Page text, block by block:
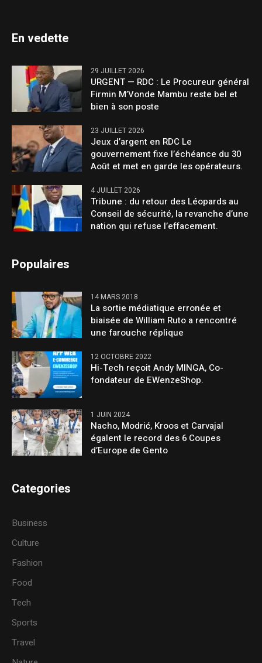
En vedette
29 JUILLET 2026
URGENT — RDC : Le Procureur général
Firmin M’Vonde Mambu reste bel et
bien à son poste
23 JUILLET 2026
Jeux d’argent en RDC Le
gouvernement fixe l’échéance du 30
Août et met en garde les opérateurs.
4 JUILLET 2026
Tribune : du retour des Léopards au
Conseil de sécurité, la revanche d’une
nation qui refuse l’effacement.
Populaires
14 MARS 2018
La sortie médiatique erronée et
biaisée de William Ruto a rencontré
une farouche réplique
12 OCTOBRE 2022
Hi-Tech reçoit Andy MINGA, Co-
fondateur de EWenzeShop.
1 JUIN 2024
Nacho, Modrić, Kroos et Carvajal
égalent le record des 6 Coupes
d’Europe de Gento
Categories
Business
Culture
Fashion
Food
Tech
Sports
Travel